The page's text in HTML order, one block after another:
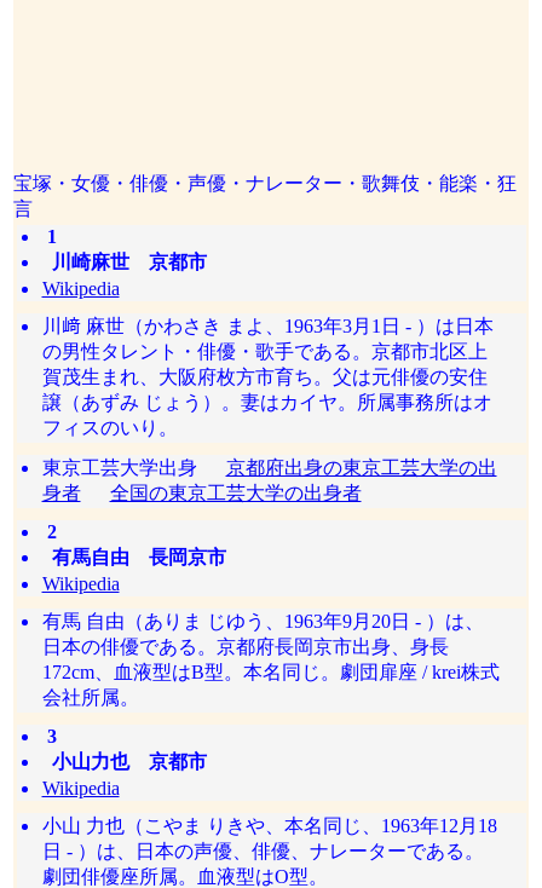
宝塚・女優・俳優・声優・ナレーター・歌舞伎・能楽・狂
言
1
川崎麻世 京都市
Wikipedia
川﨑 麻世（かわさき まよ、1963年3月1日 - ）は日本
の男性タレント・俳優・歌手である。京都市北区上
賀茂生まれ、大阪府枚方市育ち。父は元俳優の安住
譲（あずみ じょう）。妻はカイヤ。所属事務所はオ
フィスのいり。
東京工芸大学出身 京都府出身の東京工芸大学の出
身者
全国の東京工芸大学の出身者
2
有馬自由 長岡京市
Wikipedia
有馬 自由（ありま じゆう、1963年9月20日 - ）は、
日本の俳優である。京都府長岡京市出身、身長
172cm、血液型はB型。本名同じ。劇団扉座 / krei株式
会社所属。
3
小山力也 京都市
Wikipedia
小山 力也（こやま りきや、本名同じ、1963年12月18
日 - ）は、日本の声優、俳優、ナレーターである。
劇団俳優座所属。血液型はO型。